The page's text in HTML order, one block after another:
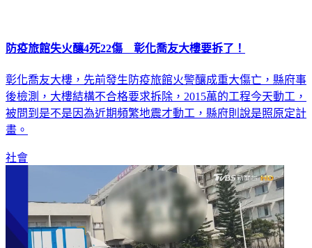
防疫旅館失火釀4死22傷 彰化喬友大樓要拆了！
彰化喬友大樓，先前發生防疫旅館火警釀成重大傷亡，縣府事
後檢測，大樓結構不合格要求拆除，2015萬的工程今天動工，
被問到是不是因為近期頻繁地震才動工，縣府則說是照原定計
畫。
社會